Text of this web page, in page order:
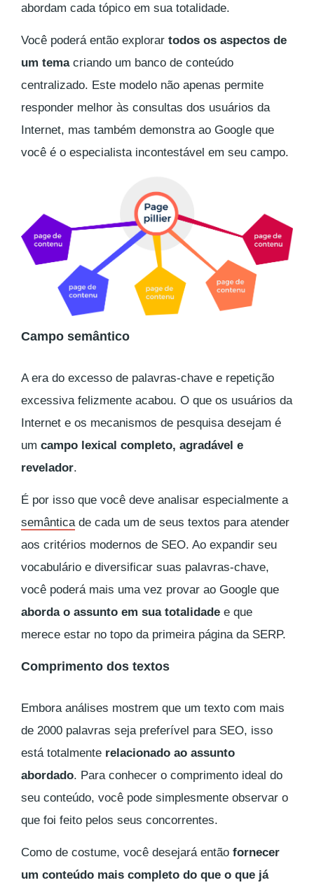
abordam cada tópico em sua totalidade.
Você poderá então explorar todos os aspectos de
um temacriando um banco de conteúdo
centralizado. Este modelo não apenas permite
responder melhor às consultas dos usuários da
Internet, mas também demonstra ao Google que
você é o especialista incontestável em seu campo.
Campo semântico
A era do excesso de palavras-chave e repetição
excessiva felizmente acabou. O que os usuários da
Internet e os mecanismos de pesquisa desejam é
um campo lexical completo, agradável e
revelador.
É por isso que você deve analisar especialmente a
semânticade cada um de seus textos para atender
aos critérios modernos de SEO. Ao expandir seu
vocabulário e diversificar suas palavras-chave,
você poderá mais uma vez provar ao Google que
aborda o assunto em sua totalidade e que
merece estar no topo da primeira página da SERP.
Comprimento dos textos
Embora análises mostrem que um texto com mais
de 2000 palavras seja preferível para SEO, isso
está totalmente relacionado ao assunto
abordado. Para conhecer o comprimento ideal do
seu conteúdo, você pode simplesmente observar o
que foi feito pelos seus concorrentes.
Como de costume, você desejará então fornecer
um conteúdo mais completo do que o que já